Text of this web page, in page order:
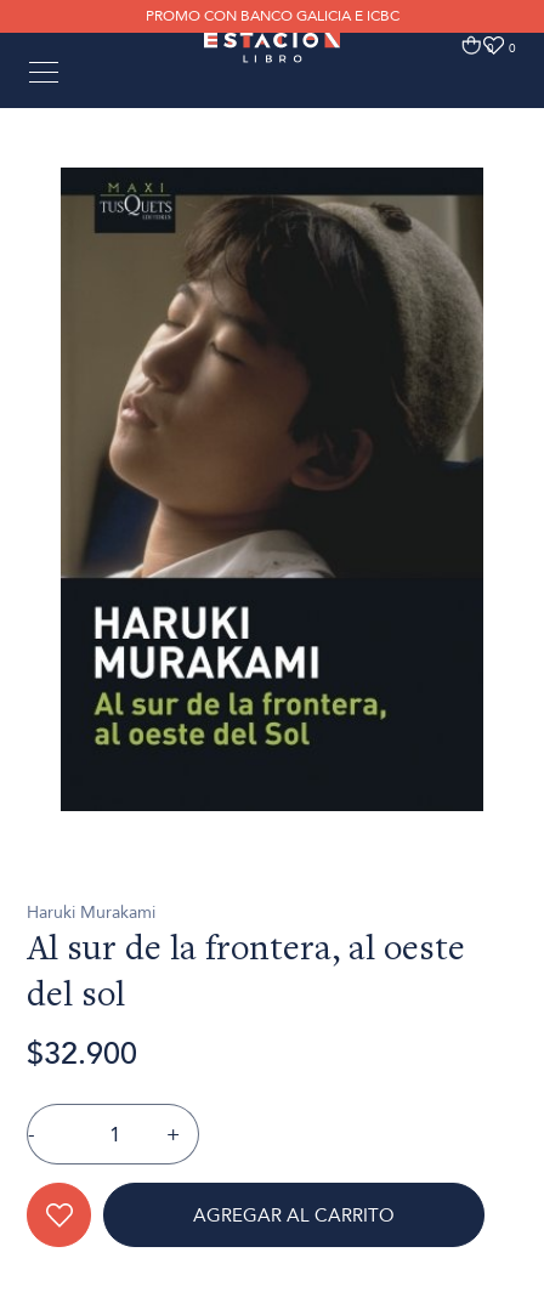
PROMO CON BANCO GALICIA E ICBC
0 0
Haruki Murakami
Al sur de la frontera, al oeste
del sol
$32.900
- +
AGREGAR AL CARRITO